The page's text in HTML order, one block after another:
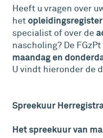
Heeft u vragen over
hetopleidingsregister
specialist of over de
nascholing? De
maandag en
U vindt hieronder de
Spreekuur
Het spreekuur van